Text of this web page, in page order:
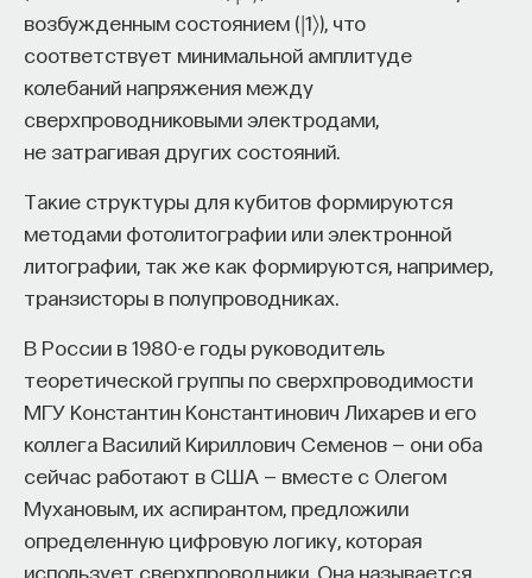
возбужденным состоянием (|1〉), что
соответствует минимальной амплитуде
колебаний напряжения между
сверхпроводниковыми электродами,
не затрагивая других состояний.
Такие структуры для кубитов формируются
методами фотолитографии или электронной
литографии, так же как формируются, например,
транзисторы в полупроводниках.
В России в 1980-е годы руководитель
теоретической группы по сверхпроводимости
МГУ Константин Константинович Лихарев и его
коллега Василий Кириллович Семенов — они оба
сейчас работают в США — вместе с Олегом
Мухановым, их аспирантом, предложили
определенную цифровую логику, которая
использует сверхпроводники. Она называется